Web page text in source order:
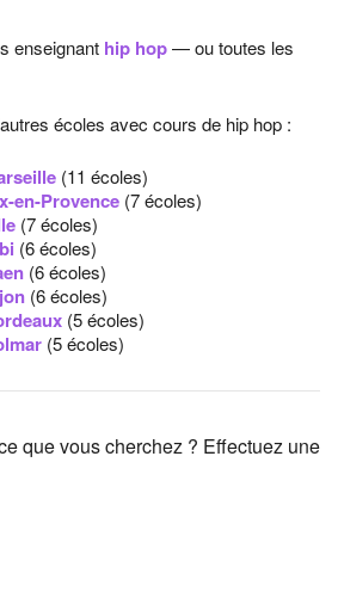
enseignant hip hop— ou toutes les
écoles avec cours de hip hop :
(11 écoles)
en-Provence (7 écoles)
(7 écoles)
(6 écoles)
(6 écoles)
(6 écoles)
(5 écoles)
(5 écoles)
que vous cherchez ? Effectuez une